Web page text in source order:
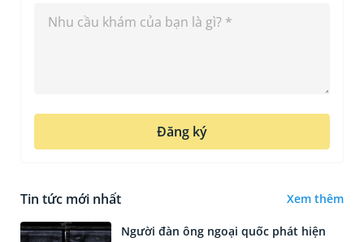
Đăng ký
Tin tức mới nhất Xem thêm
Người đàn ông ngoại quốc phát hiện